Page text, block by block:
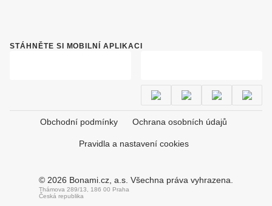
STÁHNĚTE SI MOBILNÍ APLIKACI
Obchodní podmínky Ochrana osobních údajů
Pravidla a nastavení cookies
© 2026 Bonami.cz, a.s. Všechna práva vyhrazena.
Thámova 289/13, 186 00 Praha
Česká republika